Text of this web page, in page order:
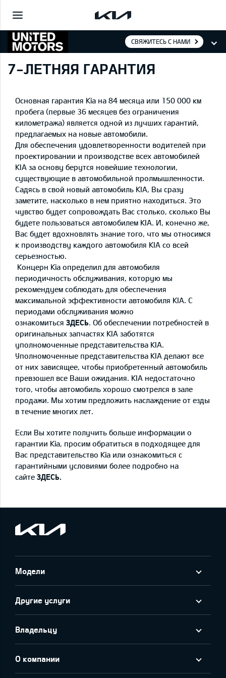
СВЯЖИТЕСЬ С НАМИ
7-ЛЕТНЯЯ ГАРАНТИЯ
Основная гарантия Kia на 84 месяца или 150 000 км
пробега (первые 36 месяцев без ограничения
километража) является одной из лучших гарантий,
предлагаемых на новые автомобили.
Для обеспечения удовлетворенности водителей при
проектировании и производстве всех автомобилей
KIA за основу берутся новейшие технологии,
существующие в автомобильной пролмышленности.
Садясь в свой новый автомобиль KIA, Вы сразу
заметите, насколько в нем приятно находиться. Это
чувство будет сопровождать Вас столько, сколько Вы
будете пользоваться автомобилем KIA. И, конечно же,
Вас будет вдохновлять знание того, что мы относимся
к производству каждого автомобиля KIA со всeй
серьезностью.
Концерн Kia определил для автомобиля
периодичность обслуживания, которую мы
рекомендуем соблюдать для обеспечения
максимальной эффективности автомобиля KIA. С
периодами обслуживания можно
ознакомиться ЗДЕСЬ. Об обеспечении потребностей в
оригинальных запчастях KIA заботятся
уполномоченные представительства KIA.
Уполномоченные представительства KIA делают все
от них зависящее, чтобы приобретенный автомобиль
превзошел все Ваши ожидания. KIA недостаточно
того, чтобы автомобиль хорошо смотрелся в зале
продажи. Мы хотим предложить наслаждение от езды
в течение многих лет.
Если Вы хотите получить больше информации о
гарантии Kia, просим обратиться в подходящее для
Вас представительство Kia или ознакомиться с
гарантийными условиями более подробно на
сайте ЗДЕСЬ.
Модели
Другие услуги
Владельцу
О компании